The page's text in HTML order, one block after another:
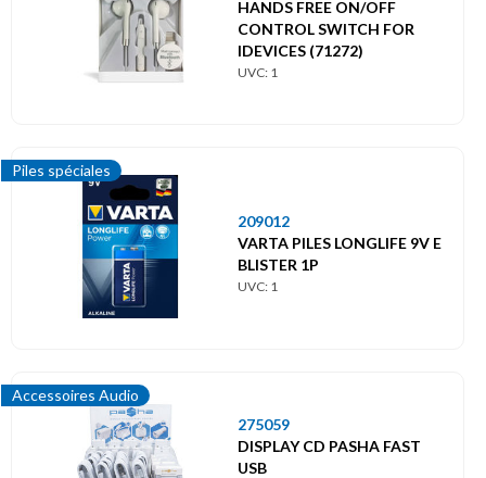
HANDS FREE ON/OFF
CONTROL SWITCH FOR
IDEVICES (71272)
UVC: 1
Piles spéciales
209012
VARTA PILES LONGLIFE 9V E
BLISTER 1P
UVC: 1
Accessoires Audio
275059
DISPLAY CD PASHA FAST
USB